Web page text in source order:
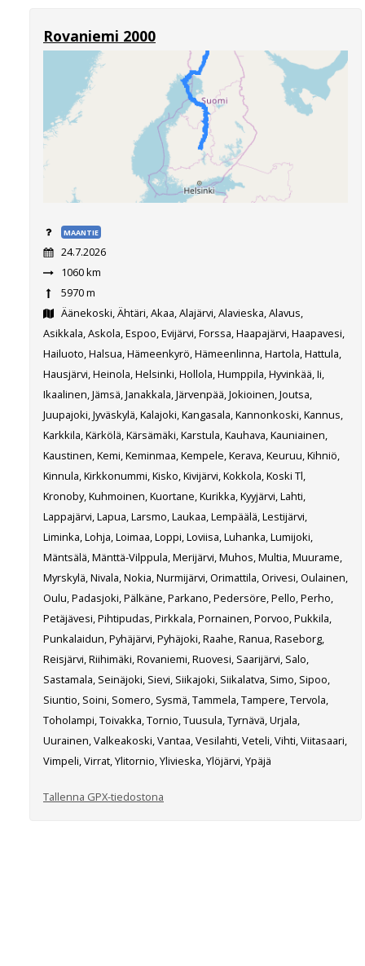
Rovaniemi 2000
MAANTIE
24.7.2026
1060 km
5970 m
Äänekoski, Ähtäri, Akaa, Alajärvi, Alavieska, Alavus,
Asikkala, Askola, Espoo, Evijärvi, Forssa, Haapajärvi, Haapavesi,
Hailuoto, Halsua, Hämeenkyrö, Hämeenlinna, Hartola, Hattula,
Hausjärvi, Heinola, Helsinki, Hollola, Humppila, Hyvinkää, Ii,
Ikaalinen, Jämsä, Janakkala, Järvenpää, Jokioinen, Joutsa,
Juupajoki, Jyväskylä, Kalajoki, Kangasala, Kannonkoski, Kannus,
Karkkila, Kärkölä, Kärsämäki, Karstula, Kauhava, Kauniainen,
Kaustinen, Kemi, Keminmaa, Kempele, Kerava, Keuruu, Kihniö,
Kinnula, Kirkkonummi, Kisko, Kivijärvi, Kokkola, Koski Tl,
Kronoby, Kuhmoinen, Kuortane, Kurikka, Kyyjärvi, Lahti,
Lappajärvi, Lapua, Larsmo, Laukaa, Lempäälä, Lestijärvi,
Liminka, Lohja, Loimaa, Loppi, Loviisa, Luhanka, Lumijoki,
Mäntsälä, Mänttä-Vilppula, Merijärvi, Muhos, Multia, Muurame,
Myrskylä, Nivala, Nokia, Nurmijärvi, Orimattila, Orivesi, Oulainen,
Oulu, Padasjoki, Pälkäne, Parkano, Pedersöre, Pello, Perho,
Petäjävesi, Pihtipudas, Pirkkala, Pornainen, Porvoo, Pukkila,
Punkalaidun, Pyhäjärvi, Pyhäjoki, Raahe, Ranua, Raseborg,
Reisjärvi, Riihimäki, Rovaniemi, Ruovesi, Saarijärvi, Salo,
Sastamala, Seinäjoki, Sievi, Siikajoki, Siikalatva, Simo, Sipoo,
Siuntio, Soini, Somero, Sysmä, Tammela, Tampere, Tervola,
Toholampi, Toivakka, Tornio, Tuusula, Tyrnävä, Urjala,
Uurainen, Valkeakoski, Vantaa, Vesilahti, Veteli, Vihti, Viitasaari,
Vimpeli, Virrat, Ylitornio, Ylivieska, Ylöjärvi, Ypäjä
Tallenna GPX-tiedostona